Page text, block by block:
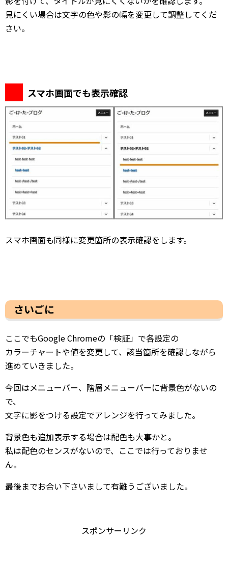
見にくい場合は文字の色や影の幅を変更して調整してくだ
さい。
スマホ画面でも表示確認
スマホ画面も同様に変更箇所の表示確認をします。
さいごに
ここでもGoogle Chromeの「検証」で各設定の
カラーチャートや値を変更して、該当箇所を確認しながら
進めていきました。
今回はメニューバー、階層メニューバーに背景色がないの
で、
文字に影をつける設定でアレンジを行ってみました。
背景色も追加表示する場合は配色も大事かと。
私は配色のセンスがないので、ここでは行っておりませ
ん。
最後までお合い下さいまして有難うございました。
スポンサーリンク